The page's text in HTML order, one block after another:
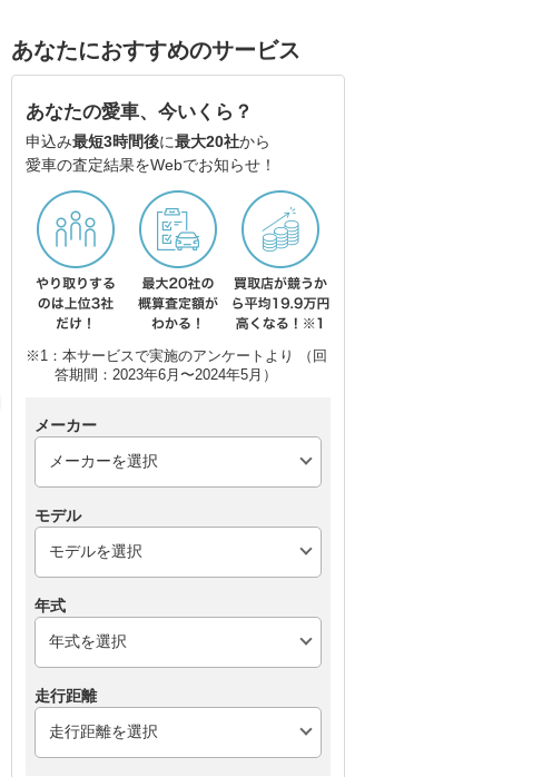
ダイハツ ミライース スズキ アルトラパン
あなたにおすすめのサービス
あなたの愛車、今いくら？
申込み最短3時間後に最大20社から
愛車の査定結果をWebでお知らせ！
※1：本サービスで実施のアンケートより （回
答期間：2023年6月〜2024年5月）
メーカー
モデル
年式
走行距離